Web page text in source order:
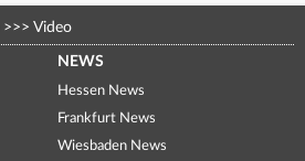
>>> Video
NEWS
Hessen News
Frankfurt News
Wiesbaden News